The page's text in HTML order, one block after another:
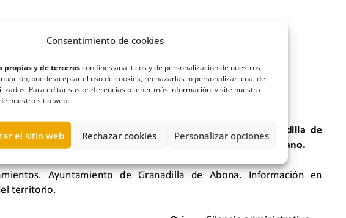
Consentimiento de cookies
propias y de terceroscon fines analíticos y de personalización de nuestros
puede aceptar el uso de cookies, rechazarlas o personalizar cuál de
Para editar sus preferencias o tener más información, visite nuestra
nuestro sitio web.
el sitio web Rechazar cookies Personalizar opciones